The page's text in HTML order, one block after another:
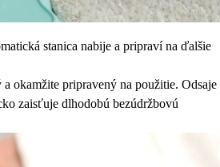
stanica nabije a pripraví na ďalšie
okamžite pripravený na použitie. Odsaje
zaisťuje dlhodobú bezúdržbovú